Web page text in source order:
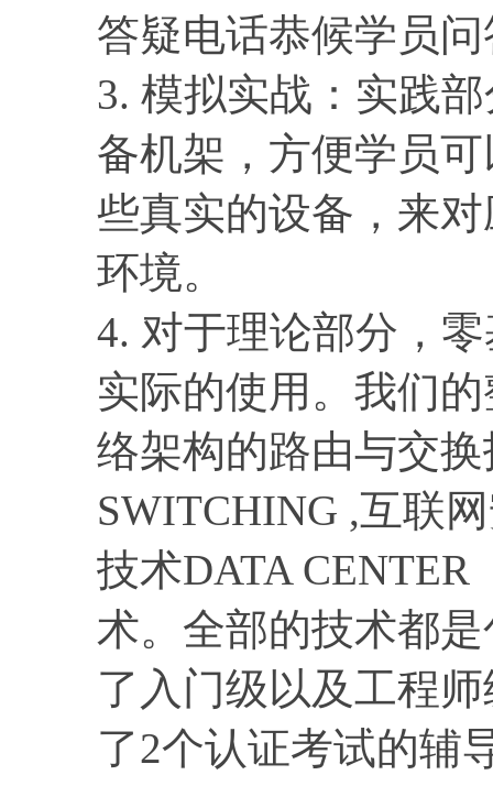
答疑电话恭候学员
3. 模拟实战：实践
备机架，方便学员
些真实的设备，来
环境。
4. 对于理论部分，
实际的使用。我们
络架构的路由与交
SWITCHING ,互联
技术DATA CENTER
术。全部的技术都
了入门级以及工程
了2个认证考试的辅